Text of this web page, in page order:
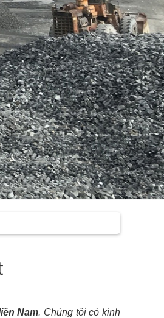
Nam. Chúng tôi có kinh